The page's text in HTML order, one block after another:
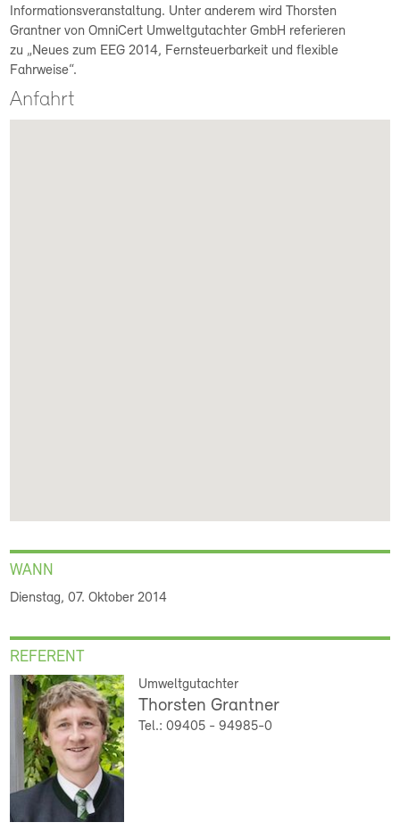
Informationsveranstaltung. Unter anderem wird Thorsten
Grantner von OmniCert Umweltgutachter GmbH referieren
zu „Neues zum EEG 2014, Fernsteuerbarkeit und flexible
Fahrweise“.
Anfahrt
WANN
Dienstag, 07. Oktober 2014
REFERENT
Umweltgutachter
Thorsten Grantner
Tel.: 09405 - 94985-0